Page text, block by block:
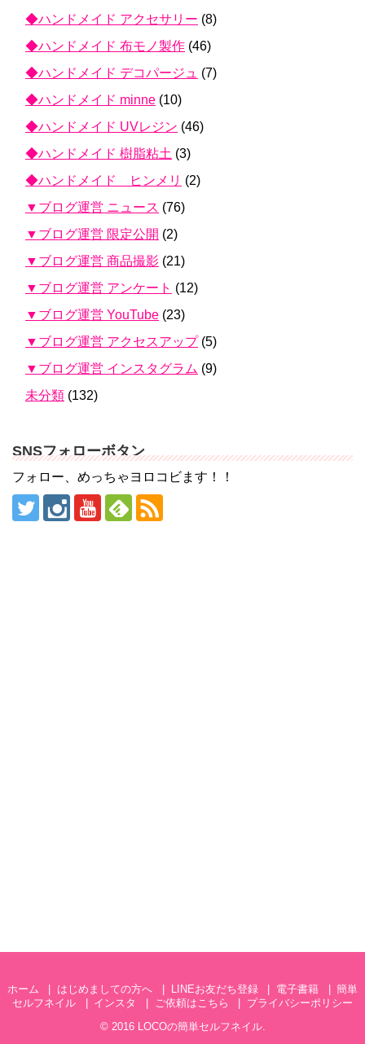
◆ハンドメイド アクセサリー (8)
◆ハンドメイド 布モノ製作 (46)
◆ハンドメイド デコパージュ (7)
◆ハンドメイド minne (10)
◆ハンドメイド UVレジン (46)
◆ハンドメイド 樹脂粘土 (3)
◆ハンドメイド ヒンメリ (2)
▼ブログ運営 ニュース (76)
▼ブログ運営 限定公開 (2)
▼ブログ運営 商品撮影 (21)
▼ブログ運営 アンケート (12)
▼ブログ運営 YouTube (23)
▼ブログ運営 アクセスアップ(5)
▼ブログ運営 インスタグラム (9)
未分類 (132)
SNSフォローボタン
フォロー、めっちゃヨロコビます！！
ホーム はじめましての方へ LINEお友だち登録 電子書籍
簡単
セルフネイル
インスタ ご依頼はこちら
プライバシーポリシー
© 2016 LOCOの簡単セルフネイル.